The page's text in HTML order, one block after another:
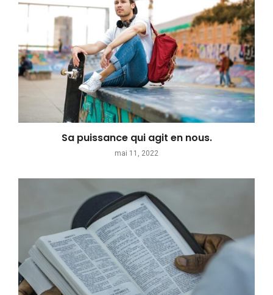
Sa puissance qui agit en nous.
mai 11, 2022